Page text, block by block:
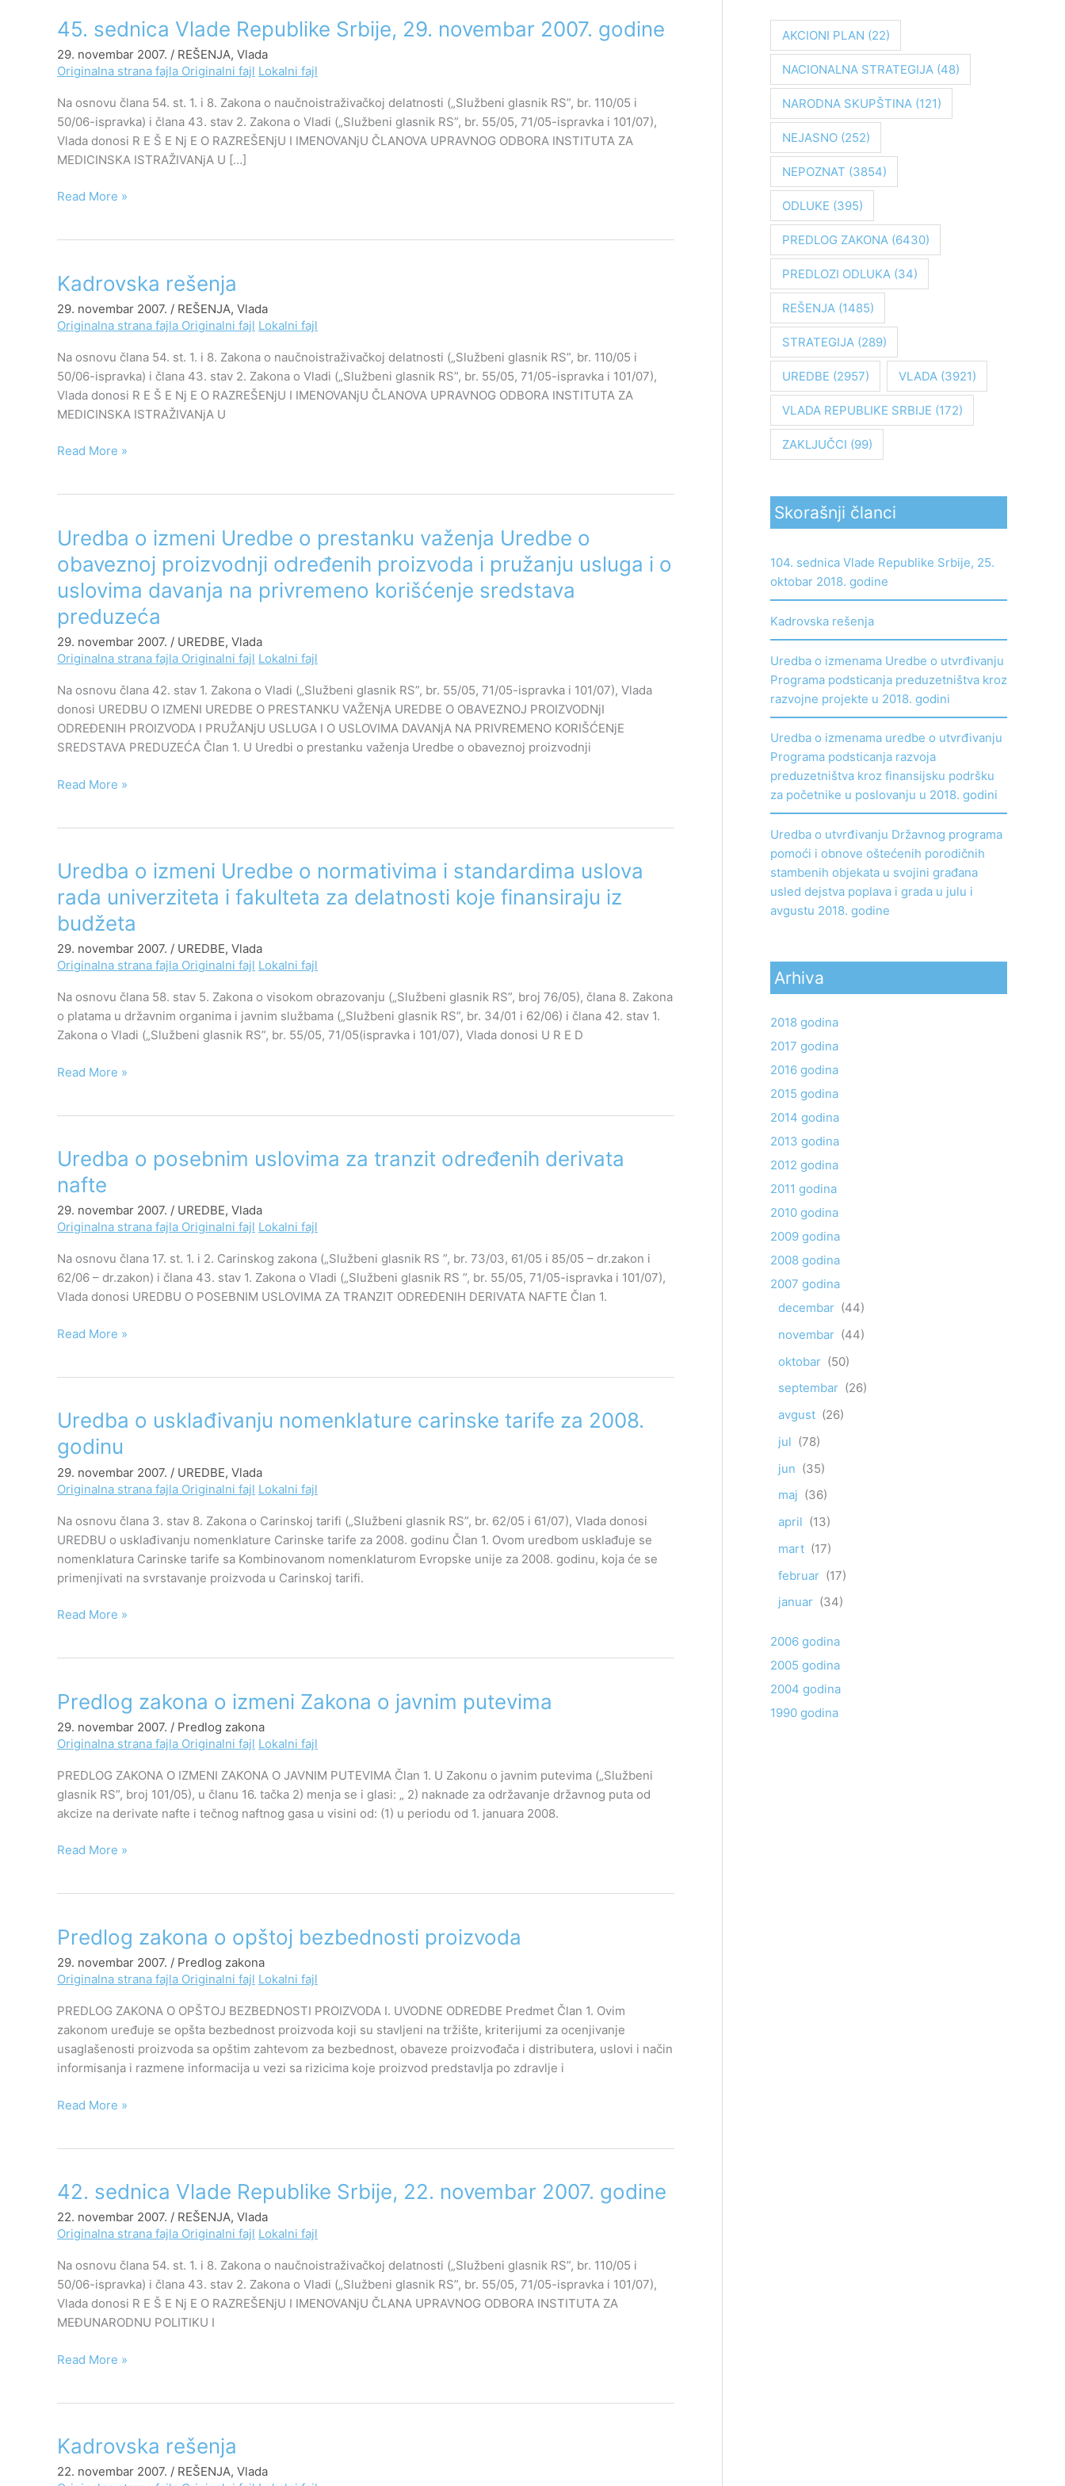
45. sednica Vlade Republike Srbije, 29. novembar 2007. godine
29. novembar 2007. / REŠENJA, Vlada
Originalna strana fajla Originalni fajl Lokalni fajl
Na osnovu člana 54. st. 1. i 8. Zakona o naučnoistraživačkoj delatnosti („Službeni glasnik RS”, br. 110/05 i
50/06-ispravka) i člana 43. stav 2. Zakona o Vladi („Službeni glasnik RS”, br. 55/05, 71/05-ispravka i 101/07),
Vlada donosi R E Š E Nj E O RAZREŠENjU I IMENOVANjU ČLANOVA UPRAVNOG ODBORA INSTITUTA ZA
MEDICINSKA ISTRAŽIVANjA U […]
45.
Vlade
Republike
Srbije,
29.
novembar
2007.
Read More »
Kadrovska rešenja
29. novembar 2007. / REŠENJA, Vlada
Originalna strana fajla Originalni fajl Lokalni fajl
Na osnovu člana 54. st. 1. i 8. Zakona o naučnoistraživačkoj delatnosti („Službeni glasnik RS”, br. 110/05 i
50/06-ispravka) i člana 43. stav 2. Zakona o Vladi („Službeni glasnik RS”, br. 55/05, 71/05-ispravka i 101/07),
Vlada donosi R E Š E Nj E O RAZREŠENjU I IMENOVANjU ČLANOVA UPRAVNOG ODBORA INSTITUTA ZA
MEDICINSKA ISTRAŽIVANjA U
Kadrovska
Read More »
Uredba o izmeni Uredbe o prestanku važenja Uredbe o
obaveznoj proizvodnji određenih proizvoda i pružanju usluga i o
uslovima davanja na privremeno korišćenje sredstava
preduzeća
29. novembar 2007. / UREDBE, Vlada
Originalna strana fajla Originalni fajl Lokalni fajl
Na osnovu člana 42. stav 1. Zakona o Vladi („Službeni glasnik RS”, br. 55/05, 71/05-ispravka i 101/07), Vlada
donosi UREDBU O IZMENI UREDBE O PRESTANKU VAŽENjA UREDBE O OBAVEZNOJ PROIZVODNjI
ODREĐENIH PROIZVODA I PRUŽANjU USLUGA I O USLOVIMA DAVANjA NA PRIVREMENO KORIŠĆENjE
SREDSTAVA PREDUZEĆA Član 1. U Uredbi o prestanku važenja Uredbe o obaveznoj proizvodnji
Uredba
izmeni
Uredbe
o
prestanku
važenja
Uredbe
o
obaveznoj
proizvodnji
određenih
i
uslovima
davanja
na
privremeno
korišćenje
sredstava
preduzeća
Read More »
Uredba o izmeni Uredbe o normativima i standardima uslova
rada univerziteta i fakulteta za delatnosti koje finansiraju iz
budžeta
29. novembar 2007. / UREDBE, Vlada
Originalna strana fajla Originalni fajl Lokalni fajl
Na osnovu člana 58. stav 5. Zakona o visokom obrazovanju („Službeni glasnik RS”, broj 76/05), člana 8. Zakona
o platama u državnim organima i javnim službama („Službeni glasnik RS”, br. 34/01 i 62/06) i člana 42. stav 1.
Zakona o Vladi („Službeni glasnik RS”, br. 55/05, 71/05(ispravka i 101/07), Vlada donosi U R E D
Uredba
izmeni
Uredbe
o
normativima
standardima
uslova
rada
i
za
koje
finansiraju
iz
budžeta
Read More »
Uredba o posebnim uslovima za tranzit određenih derivata
nafte
29. novembar 2007. / UREDBE, Vlada
Originalna strana fajla Originalni fajl Lokalni fajl
Na osnovu člana 17. st. 1. i 2. Carinskog zakona („Službeni glasnik RS ”, br. 73/03, 61/05 i 85/05 – dr.zakon i
62/06 – dr.zakon) i člana 43. stav 1. Zakona o Vladi („Službeni glasnik RS ”, br. 55/05, 71/05-ispravka i 101/07),
Vlada donosi UREDBU O POSEBNIM USLOVIMA ZA TRANZIT ODREĐENIH DERIVATA NAFTE Član 1.
Uredba
posebnim
uslovima
za
derivata
Read More »
Uredba o usklađivanju nomenklature carinske tarife za 2008.
godinu
29. novembar 2007. / UREDBE, Vlada
Originalna strana fajla Originalni fajl Lokalni fajl
Na osnovu člana 3. stav 8. Zakona o Carinskoj tarifi („Službeni glasnik RS”, br. 62/05 i 61/07), Vlada donosi
UREDBU o usklađivanju nomenklature Carinske tarife za 2008. godinu Član 1. Ovom uredbom usklađuje se
nomenklatura Carinske tarife sa Kombinovanom nomenklaturom Evropske unije za 2008. godinu, koja će se
primenjivati na svrstavanje proizvoda u Carinskoj tarifi.
Uredba
usklađivanju
nomenklature
carinske
za
2008.
godinu
Read More »
Predlog zakona o izmeni Zakona o javnim putevima
29. novembar 2007. / Predlog zakona
Originalna strana fajla Originalni fajl Lokalni fajl
PREDLOG ZAKONA O IZMENI ZAKONA O JAVNIM PUTEVIMA Član 1. U Zakonu o javnim putevima („Službeni
glasnik RS”, broj 101/05), u članu 16. tačka 2) menja se i glasi: „ 2) naknade za održavanje državnog puta od
akcize na derivate nafte i tečnog naftnog gasa u visini od: (1) u periodu od 1. januara 2008.
Predlog
o
izmeni
Zakona
o
javnim
Read More »
Predlog zakona o opštoj bezbednosti proizvoda
29. novembar 2007. / Predlog zakona
Originalna strana fajla Originalni fajl Lokalni fajl
PREDLOG ZAKONA O OPŠTOJ BEZBEDNOSTI PROIZVODA I. UVODNE ODREDBE Predmet Član 1. Ovim
zakonom uređuje se opšta bezbednost proizvoda koji su stavljeni na tržište, kriterijumi za ocenjivanje
usaglašenosti proizvoda sa opštim zahtevom za bezbednost, obaveze proizvođača i distributera, uslovi i način
informisanja i razmene informacija u vezi sa rizicima koje proizvod predstavlja po zdravlje i
Predlog
o
opštoj
bezbednosti
proizvoda
Read More »
42. sednica Vlade Republike Srbije, 22. novembar 2007. godine
22. novembar 2007. / REŠENJA, Vlada
Originalna strana fajla Originalni fajl Lokalni fajl
Na osnovu člana 54. st. 1. i 8. Zakona o naučnoistraživačkoj delatnosti („Službeni glasnik RS”, br. 110/05 i
50/06-ispravka) i člana 43. stav 2. Zakona o Vladi („Službeni glasnik RS”, br. 55/05, 71/05-ispravka i 101/07),
Vlada donosi R E Š E Nj E O RAZREŠENjU I IMENOVANjU ČLANA UPRAVNOG ODBORA INSTITUTA ZA
MEĐUNARODNU POLITIKU I
42.
Vlade
Republike
Srbije,
22.
novembar
2007.
Read More »
Kadrovska rešenja
22. novembar 2007. / REŠENJA, Vlada
Kadrovska
g
a
:
AKCIONI PLAN (22)
NACIONALNA STRATEGIJA(48)
NARODNA SKUPŠTINA(121)
NEJASNO(252)
NEPOZNAT (3854)
ODLUKE (395)
PREDLOG ZAKONA(6430)
PREDLOZI ODLUKA(34)
REŠENJA(1485)
STRATEGIJA(289)
UREDBE (2957) VLADA(3921)
VLADA REPUBLIKE SRBIJE (172)
ZAKLJUČCI (99)
Skorašnji članci
104. sednica Vlade Republike Srbije, 25.
oktobar 2018. godine
Kadrovska rešenja
Uredba o izmenama Uredbe o utvrđivanju
Programa podsticanja preduzetništva kroz
razvojne projekte u 2018. godini
Uredba o izmenama uredbe o utvrđivanju
Programa podsticanja razvoja
preduzetništva kroz finansijsku podršku
za početnike u poslovanju u 2018. godini
Uredba o utvrđivanju Državnog programa
pomoći i obnove oštećenih porodičnih
stambenih objekata u svojini građana
usled dejstva poplava i grada u julu i
avgustu 2018. godine
Arhiva
2018 godina
2017 godina
2016 godina
2015 godina
2014 godina
2013 godina
2012 godina
2011 godina
2010 godina
2009 godina
2008 godina
2007 godina
decembar (44)
novembar (44)
oktobar (50)
septembar (26)
avgust (26)
jul (78)
jun (35)
maj (36)
april (13)
mart (17)
februar (17)
januar (34)
2006 godina
2005 godina
2004 godina
1990 godina